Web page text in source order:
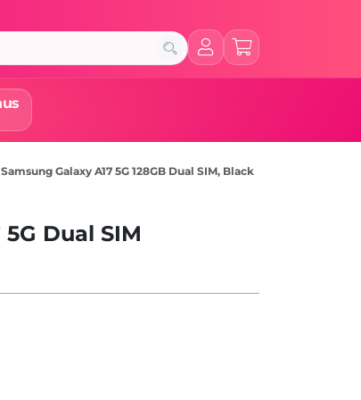
Galaxy A17 5G 128GB Dual SIM, Black
Dual SIM